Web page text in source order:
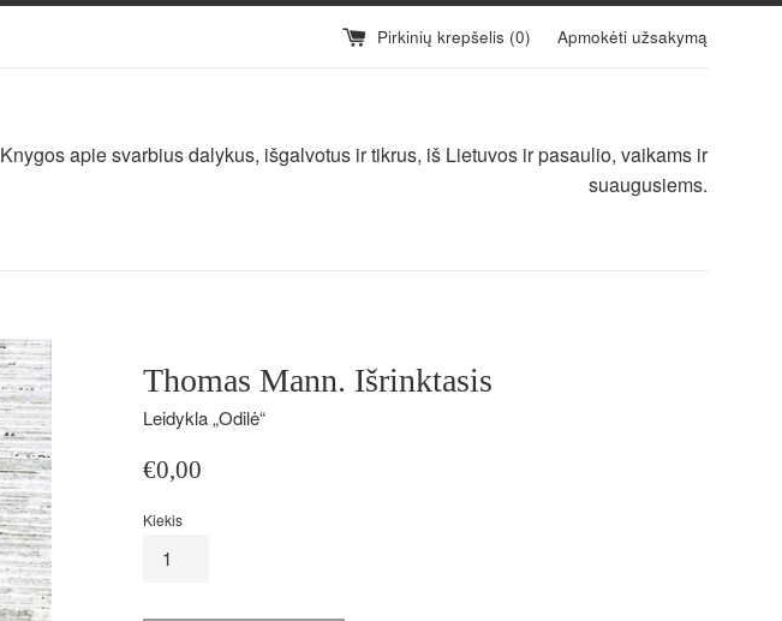
Pirkinių krepšelis (0) Apmokėti užsakymą
Knygos apie svarbius dalykus, išgalvotus ir tikrus, iš Lietuvos ir pasaulio, vaikams ir
suaugusiems.
Thomas Mann. Išrinktasis
Leidykla „Odilė“
Įprasta
€0,00
Kiekis